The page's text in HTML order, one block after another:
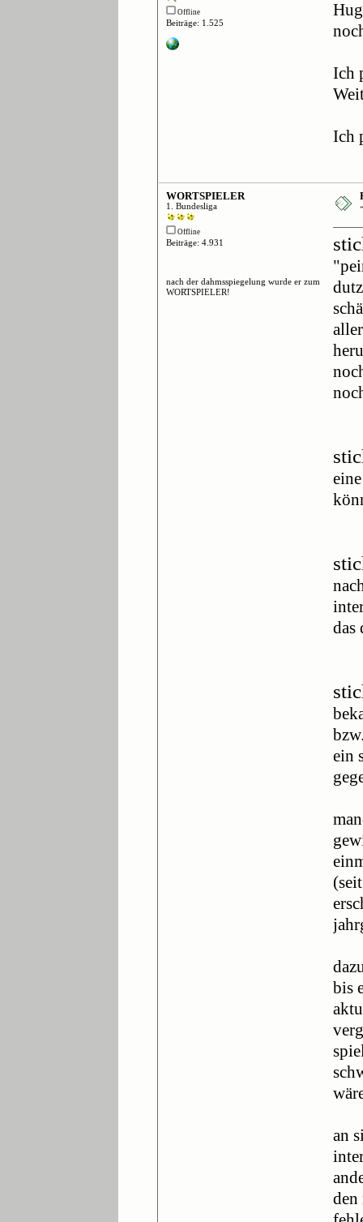
Offline
Beiträge: 1.525
Ich
Ich
WORTSPIELER
1. Bundesliga
Offline
Beiträge: 4.931
nach der dahmsspiegelung wurde er zum
WORTSPIELER!
das
ein
bis
an
den